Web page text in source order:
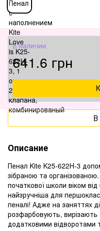
В наличии
641.6 грн
В
Описание
Пенал Kite K25-622H-3
зібраною та
початкової школи віком
найзручніша для
пеналі! Адже на заняттяx
розфарбовують,
додатковими відворотами